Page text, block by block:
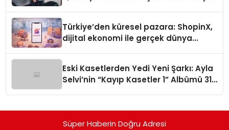
Türkiye’den küresel pazara: ShopinX,
dijital ekonomi ile gerçek dünya
Eski Kasetlerden Yedi Yeni Şarkı: Ayla
Selvi’nin “Kayıp Kasetler 1” Albümü 31
Süper Haberin Doğru Adresi